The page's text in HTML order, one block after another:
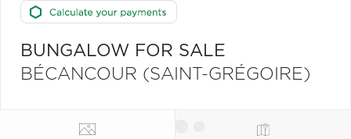
BUNGALOW FOR SALE
BÉCANCOUR (SAINT-GRÉGOIRE)